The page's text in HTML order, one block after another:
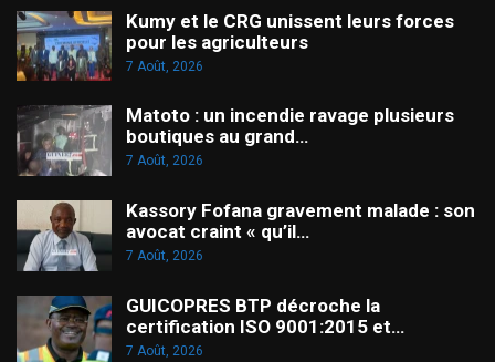
Kumy et le CRG unissent leurs forces
pour les agriculteurs
7 Août, 2026
Matoto : un incendie ravage plusieurs
boutiques au grand…
7 Août, 2026
Kassory Fofana gravement malade : son
avocat craint « qu’il…
7 Août, 2026
GUICOPRES BTP décroche la
certification ISO 9001:2015 et…
7 Août, 2026